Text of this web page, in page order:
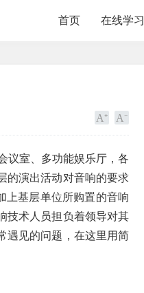
首页 在线学习
议室、多功能娱乐厅，各
的演出活动对音响的要求
上基层单位所购置的音响
技术人员担负着领导对其
遇见的问题，在这里用简